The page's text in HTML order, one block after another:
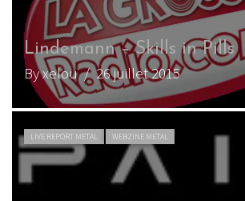
Lindemann – Skills in Pills
By xelou/ 26 juillet 2015
LIVE REPORT METAL WEBZINE METAL